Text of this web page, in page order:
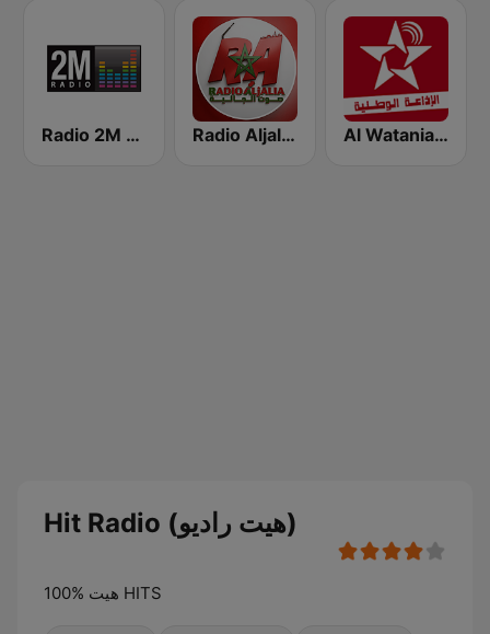
Radio 2M (راديو 2 م) Radio Aljalia - راديو الجالية Al Watania (الإذاعة الوطنية)
Hit Radio (هيت راديو)
هيت %100 HITS